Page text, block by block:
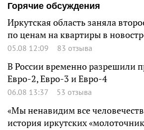
Горячие обсуждения
Иркутская область заняла
по ценам на квартиры в
05.08 12:09 83 отзыва
В России временно разрешили
Евро-2, Евро-3 и Евро-4
06.08 13:37 53 отзыва
«Мы ненавидим все
история иркутских